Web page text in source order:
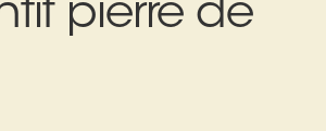
l’être pierre de